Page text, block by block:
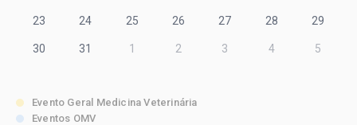
23 24 25 26 27 28 29
30 31 1 2 3 4 5
Evento Geral Medicina Veterinária
Eventos OMV